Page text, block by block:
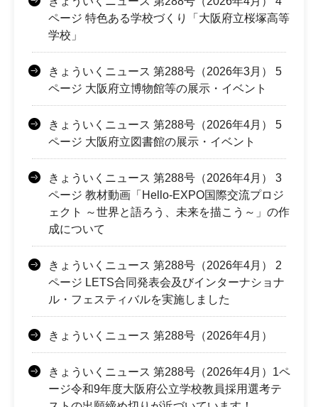
ページ 特色ある学校づくり「大阪府立桜塚高等
学校」
きょういくニュース 第288号（2026年3月） 5
ページ 大阪府立博物館等の展示・イベント
きょういくニュース 第288号（2026年4月） 5
ページ 大阪府立図書館の展示・イベント
きょういくニュース 第288号（2026年4月） 3
ページ 教材動画「Hello-EXPO国際交流プロジ
ェクト ～世界と語ろう、未来を描こう～」の作
成について
きょういくニュース 第288号（2026年4月） 2
ページ LETS合同発表会及びインターナショナ
ル・フェスティバルを実施しました
きょういくニュース 第288号（2026年4月）
きょういくニュース 第288号（2026年4月）1ペ
ージ令和9年度大阪府公立学校教員採用選考テ